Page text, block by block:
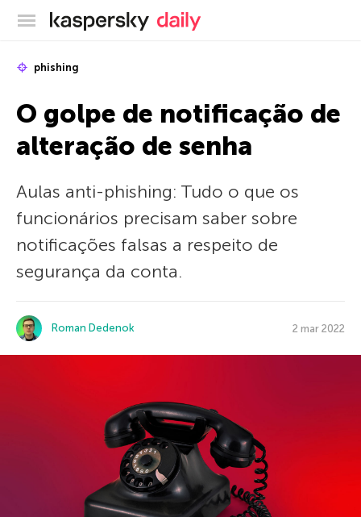
Blog oficial da Kaspersky
phishing
O golpe de notificação de
alteração de senha
Aulas anti-phishing: Tudo o que os
funcionários precisam saber sobre
notificações falsas a respeito de
segurança da conta.
Roman Dedenok 2 mar 2022